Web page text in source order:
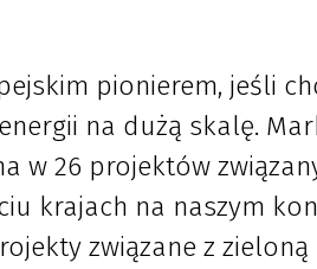
pionierem, jeśli
na dużą skalę.
w 26 projektów
krajach na naszym
związane z